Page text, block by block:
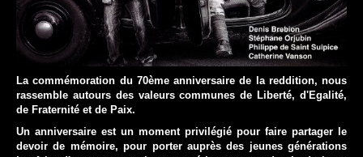
La commémoration du 70ème anniversaire de la reddition, nous
rassemble autours des valeurs communes de Liberté, d'Egalité,
de Fraternité et de Paix.
Un anniversaire est un moment privilégié pour faire partager le
devoir de mémoire, pour porter auprès des jeunes générations